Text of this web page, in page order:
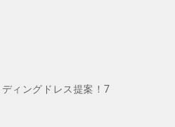
ィングドレス提案！7